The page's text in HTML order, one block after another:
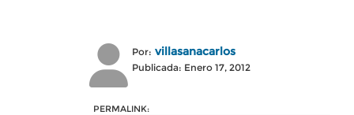
Por: villasanacarlos
Publicada: Enero 17, 2012
PERMALINK: